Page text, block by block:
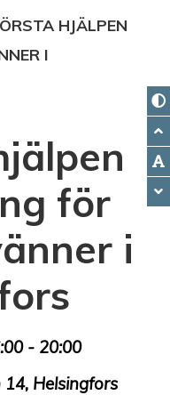
HJÄLPEN
I
för
i
time
- 20:00
Helsingfors